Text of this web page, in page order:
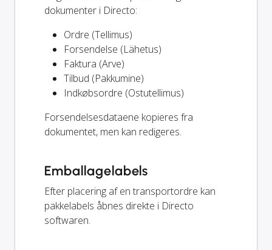
dokumenter i Directo:
Ordre (Tellimus)
Forsendelse (Lähetus)
Faktura (Arve)
Tilbud (Pakkumine)
Indkøbsordre (Ostutellimus)
Forsendelsesdataene kopieres fra
dokumentet, men kan redigeres.
Emballagelabels
Efter placering af en transportordre kan
pakkelabels åbnes direkte i Directo
softwaren.